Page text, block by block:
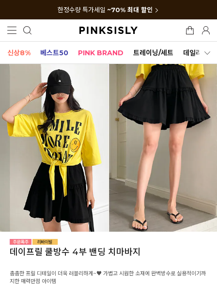
한정수량 특가세일 ~70% 최대 할인
신상8% 베스트50 PINK BRAND 트레이닝/세트 데일리세트
데이프릴 쿨방수 4부 밴딩 치마바지
촘촘한 프릴 디테일이 더욱 러블리하게~♥ 가볍고 시원한 소재에 완벽방수로 실용적이기까
지한 매력만점 아이템